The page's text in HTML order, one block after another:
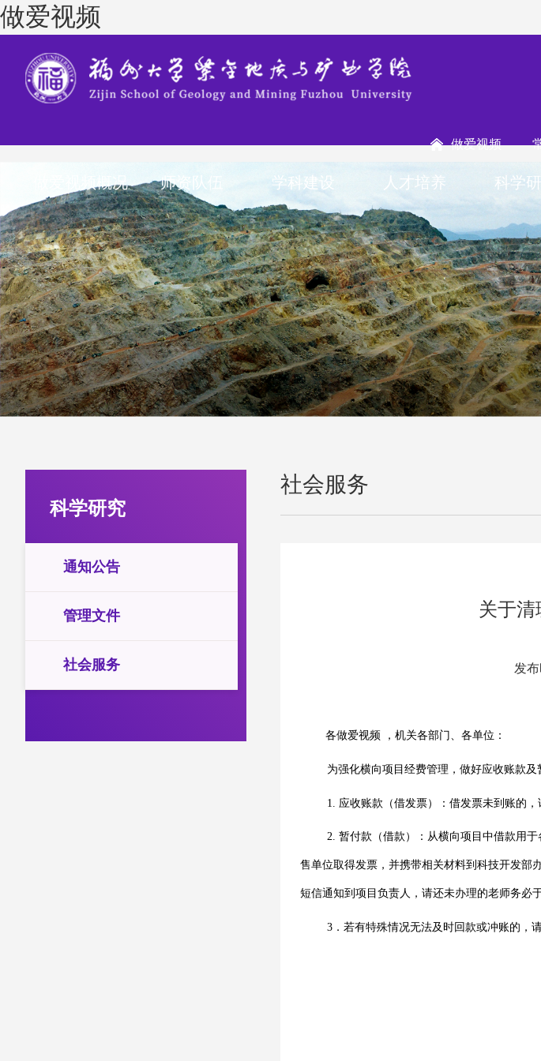
做爱视频
做爱视频
做爱视频概况 师资队伍 学科建设 人才培养 科学
科学研究
通知公告
管理文件
社会服务
社会服务
关于
发
各做爱视频 ，机关各部门、各单位：
为强化横向项目经费管理，做好应收账款
1. 应收账款（借发票）：借发票未到账的
2. 暂付款（借款）：从横向项目中借款用
售单位取得发票，并携带相关材料到科技开发部
短信通知到项目负责人，请还未办理的老师务必
3．若有特殊情况无法及时回款或冲账的，